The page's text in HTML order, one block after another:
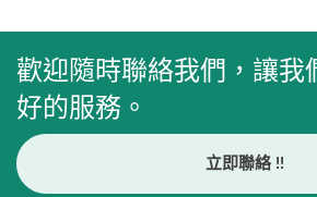
歡迎隨時聯絡我們，讓我
好的服務。
立即聯絡 !!